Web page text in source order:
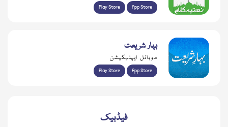
Play Store App Store
بہار شریعت
موبائل ایپلیکیشن
Play Store App Store
فیڈبیک